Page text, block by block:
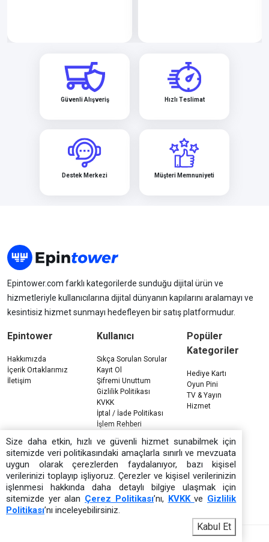
Güvenli Alışveriş Hızlı Teslimat
Destek Merkezi Müşteri Memnuniyeti
Size daha etkin, hızlı ve güvenli hizmet sunabilmek için
sitemizde veri politikasındaki amaçlarla sınırlı ve mevzuata
uygun olarak çerezlerden faydalanıyor, bazı kişisel
verilerinizi toplayıp işliyoruz. Çerezler ve kişisel verilerinizin
işlenmesi hakkında daha detaylı bilgiye ulaşmak için
sitemizde yer alan Çerez Politikası’nı, KVKKve Gizlilik
Politikası’nı inceleyebilirsiniz.
Kabul Et
Epintower.com farklı kategorilerde sunduğu dijital ürün ve
hizmetleriyle kullanıcılarına dijital dünyanın kapılarını aralamayı ve
kesintisiz hizmet sunmayı hedefleyen bir satış platformudur.
Epintower
Hakkımızda
İçerik Ortaklarımız
İletişim
Kullanıcı
Sıkça Sorulan Sorular
Kayıt Ol
Şifremi Unuttum
Gizlilik Politikası
KVKK
İptal / İade Politikası
İşlem Rehberi
Popüler
Kategoriler
Hediye Kartı
Oyun Pini
TV & Yayın
Hizmet